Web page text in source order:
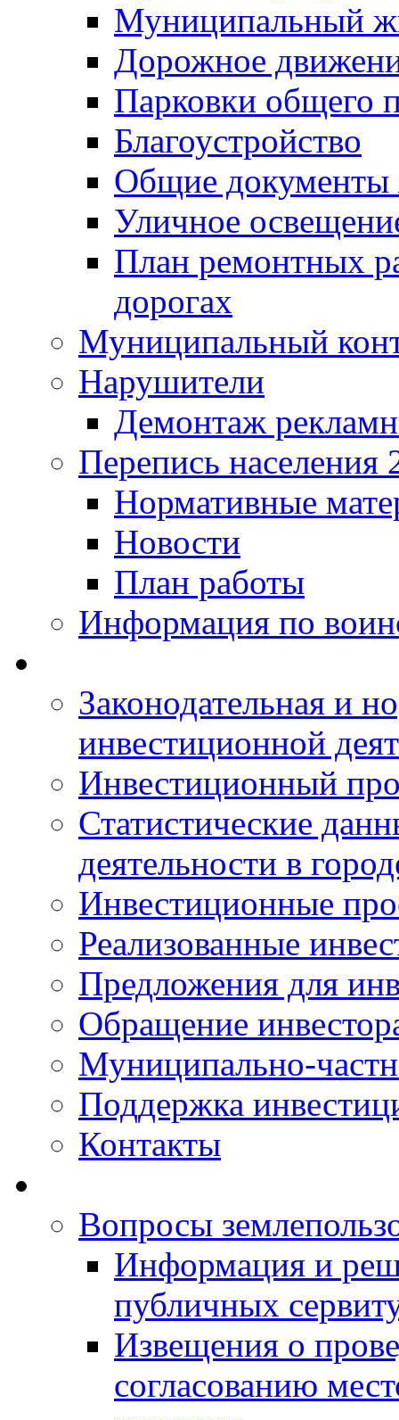
Муниципальный
Дорожное
Парковки общего
Благоустройство
Общие
Уличное
План ремонтных
дорогах
Муниципальный
Нарушители
Демонтаж
Перепись населения
Нормативные
Новости
План работы
Информация по
Законодательная и
инвестиционной
Инвестиционный
Статистические
деятельности в
Инвестиционные
Реализованные
Предложения для
Обращение
Муниципально-
Поддержка
Контакты
Вопросы
Информация и
публичных
Извещения о
согласованию